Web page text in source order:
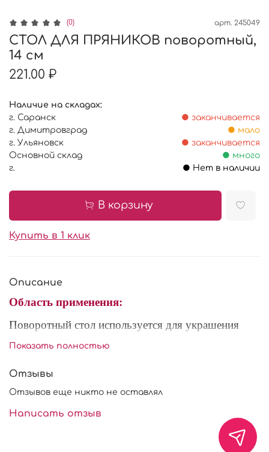
(0) арт. 245049
СТОЛ ДЛЯ ПРЯНИКОВ поворотный,
14 см
221.00 ₽
Наличие на складах:
г. Саранск
● заканчивается
г. Димитровград
● мало
г. Ульяновск
● заканчивается
Основной склад
● много
г.
● Нет в наличии
В корзину
Купить в 1 клик
Описание
Область применения:
Поворотный стол используется для украшения
пряников.
Показать полностью
Отзывы
Отзывов еще никто не оставлял
Написать отзыв